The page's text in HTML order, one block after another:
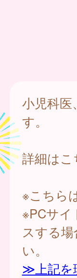
小児科医
す。
詳細は
※こちら
※PCサ
スする
い。
≫上記を